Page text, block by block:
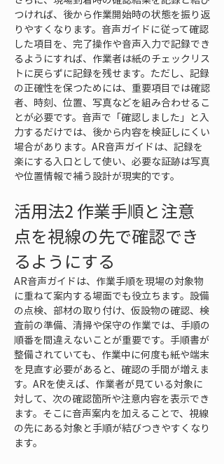
つければ、後から作業開始時の状態を振り返
りやすくなります。音声ガイドに従って確認
した項目を、完了操作や音声入力で記録でき
るようにすれば、作業者は紙のチェックリス
トに戻らずに記録を残せます。ただし、記録
の正確性を保つためには、重要項目では確認
者、時刻、位置、写真などを組み合わせるこ
とが必要です。音声で「確認しました」と入
力するだけでは、後から内容を検証しにくい
場合があります。AR音声ガイドは、記録を
楽にする入口として使い、必要な証跡は写真
や位置情報で補う設計が現実的です。
活用法2 作業手順と注意
点を視線の先で確認でき
るようにする
AR音声ガイドは、作業手順を現場の対象物
に重ねて案内する場面でも役立ちます。設備
の点検、部材の取り付け、仮設物の確認、検
査前の準備、清掃や保守の作業では、手順の
順番を間違えないことが重要です。手順書が
整備されていても、作業中に何度も紙や端末
を見直す必要があると、確認の手間が増えま
す。ARを使えば、作業者が見ている対象に
対して、次の確認箇所や注意内容を表示でき
ます。そこに音声案内を加えることで、視線
の先にある対象と手順が結びつきやすくなり
ます。